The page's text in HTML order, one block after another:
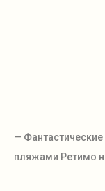
—
пляжами Ретимо